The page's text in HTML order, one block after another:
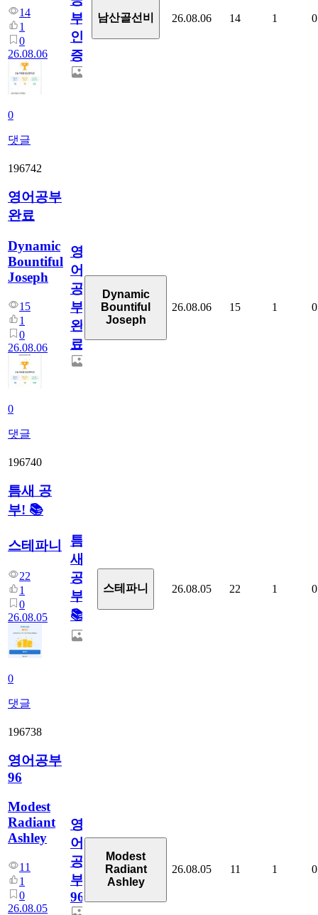
14
1
0
26.08.06
0
댓글
부
인
증
남산골선비 26.08.06 14 1 0
196742
영어공부
완료
Dynamic
Bountiful
Joseph
15
1
0
26.08.06
0
댓글
영
어
공
부
완
료
Dynamic
Bountiful
Joseph
26.08.06 15 1 0
196740
틈새 공
부! 📚
스테파니
22
1
0
26.08.05
0
댓글
틈
새
공
부!
📚
스테파니 26.08.05 22 1 0
196738
영어공부
96
Modest
Radiant
Ashley
11
1
0
26.08.05
영
어
공
부
96
Modest
Radiant
Ashley
26.08.05 11 1 0